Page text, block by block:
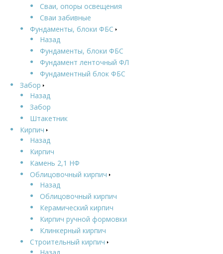
Сваи, опоры освещения
Сваи забивные
Фундаменты, блоки ФБС
Назад
Фундаменты, блоки ФБС
Фундамент ленточный ФЛ
Фундаментный блок ФБС
Забор
Назад
Забор
Штакетник
Кирпич
Назад
Кирпич
Камень 2,1 НФ
Облицовочный кирпич
Назад
Облицовочный кирпич
Керамический кирпич
Кирпич ручной формовки
Клинкерный кирпич
Строительный кирпич
Назад